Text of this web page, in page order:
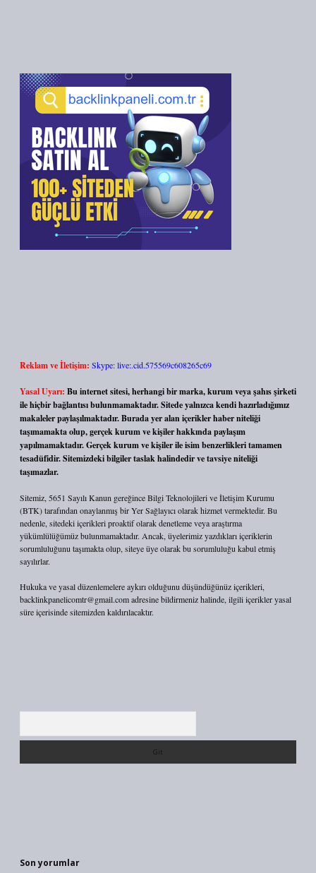
Reklam ve İletişim: Skype: live:.cid.575569c608265c69
Yasal Uyarı: Bu internet sitesi, herhangi bir marka, kurum veya şahıs şirketi
ile hiçbir bağlantısı bulunmamaktadır. Sitede yalnızca kendi hazırladığımız
makaleler paylaşılmaktadır. Burada yer alan içerikler haber niteliği
taşımamakta olup, gerçek kurum ve kişiler hakkında paylaşım
yapılmamaktadır. Gerçek kurum ve kişiler ile isim benzerlikleri tamamen
tesadüfidir. Sitemizdeki bilgiler taslak halindedir ve tavsiye niteliği
taşımazlar.
Sitemiz, 5651 Sayılı Kanun gereğince Bilgi Teknolojileri ve İletişim Kurumu
(BTK) tarafından onaylanmış bir Yer Sağlayıcı olarak hizmet vermektedir. Bu
nedenle, sitedeki içerikleri proaktif olarak denetleme veya araştırma
yükümlülüğümüz bulunmamaktadır. Ancak, üyelerimiz yazdıkları içeriklerin
sorumluluğunu taşımakta olup, siteye üye olarak bu sorumluluğu kabul etmiş
sayılırlar.
Hukuka ve yasal düzenlemelere aykırı olduğunu düşündüğünüz içerikleri,
backlinkpanelicomtr@gmail.comadresine bildirmeniz halinde, ilgili içerikler yasal
süre içerisinde sitemizden kaldırılacaktır.
Son yorumlar